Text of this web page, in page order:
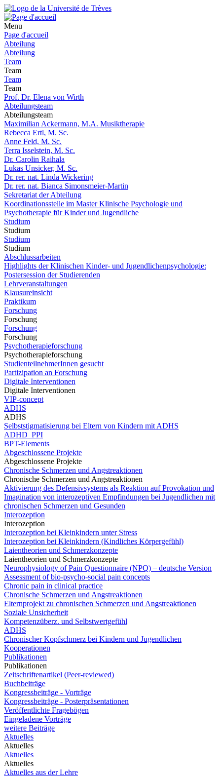
Menu
Page d'accueil
Abteilung
Abteilung
Team
Team
Team
Team
Prof. Dr. Elena von Wirth
Abteilungsteam
Abteilungsteam
Maximilian Ackermann, M.A. Musiktherapie
Rebecca Ertl, M. Sc.
Anne Feld, M. Sc.
Terra Isselstein, M. Sc.
Dr. Carolin Raihala
Lukas Unsicker, M. Sc.
Dr. rer. nat. Linda Wickering
Dr. rer. nat. Bianca Simonsmeier-Martin
Sekretariat der Abteilung
Koordinationsstelle im Master Klinische Psychologie und
Psychotherapie für Kinder und Jugendliche
Studium
Studium
Studium
Studium
Abschlussarbeiten
Highlights der Klinischen Kinder- und Jugendlichenpsychologie:
Postersession der Studierenden
Lehrveranstaltungen
Klausureinsicht
Praktikum
Forschung
Forschung
Forschung
Forschung
Psychotherapieforschung
Psychotherapieforschung
StudienteilnehmerInnen gesucht
Partizipation an Forschung
Digitale Interventionen
Digitale Interventionen
VIP-concept
ADHS
ADHS
Selbststigmatisierung bei Eltern von Kindern mit ADHS
ADHD_PPI
BPT-Elements
Abgeschlossene Projekte
Abgeschlossene Projekte
Chronische Schmerzen und Angstreaktionen
Chronische Schmerzen und Angstreaktionen
Aktivierung des Defensivsystems als Reaktion auf Provokation und
Imagination von interozeptiven Empfindungen bei Jugendlichen mit
chronischen Schmerzen und Gesunden
Interozeption
Interozeption
Interozeption bei Kleinkindern unter Stress
Interozeption bei Kleinkindern (Kindliches Körpergefühl)
Laientheorien und Schmerzkonzepte
Laientheorien und Schmerzkonzepte
Neurophysiology of Pain Questionnaire (NPQ) – deutsche Version
Assessment of bio-psycho-social pain concepts
Chronic pain in clinical practice
Chronische Schmerzen und Angstreaktionen
Elternprojekt zu chronischen Schmerzen und Angstreaktionen
Soziale Unsicherheit
Kompetenzüberz. und Selbstwertgefühl
ADHS
Chronischer Kopfschmerz bei Kindern und Jugendlichen
Kooperationen
Publikationen
Publikationen
Zeitschriftenartikel (Peer-reviewed)
Buchbeiträge
Kongressbeiträge - Vorträge
Kongressbeiträge - Posterpräsentationen
Veröffentlichte Fragebögen
Eingeladene Vorträge
weitere Beiträge
Aktuelles
Aktuelles
Aktuelles
Aktuelles
Aktuelles aus der Lehre